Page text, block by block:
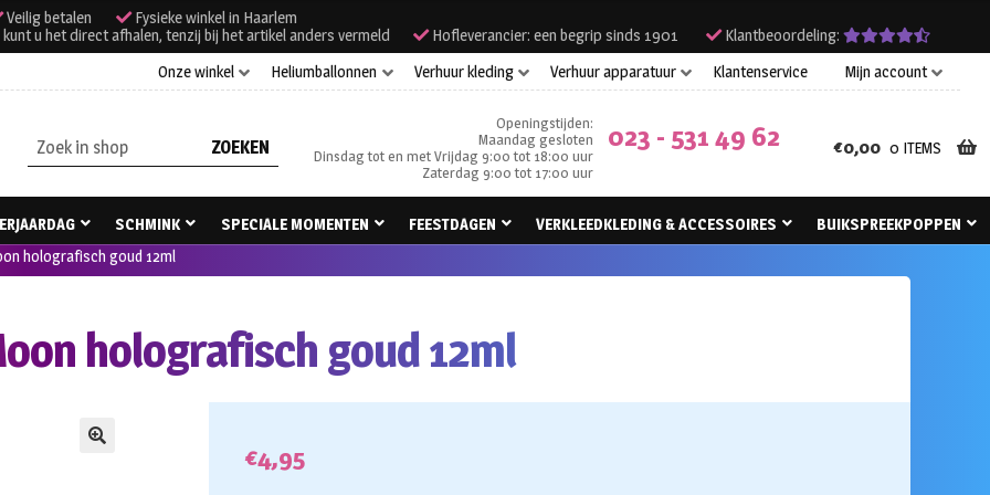
Veilig betalen
Fysieke winkel in Haarlem
u het direct afhalen, tenzij bij het artikel anders vermeld
Hofleverancier: een begrip sinds 1901
Klantbeoordeling:
Onze winkel
Heliumballonnen Verhuur kleding Verhuur apparatuur Klantenservice Mijn account
Zoeken
naar:
Openingstijden:
Maandag gesloten
Dinsdag tot en met Vrijdag 9:00 tot 18:00 uur
Zaterdag 9:00 tot 17:00 uur
023 - 531 49 62 €0,00 0 ITEMS
SCHMINK SPECIALE MOMENTEN FEESTDAGEN VERKLEEDKLEDING & ACCESSOIRES
BUIKSPREEKPOPPEN
holografisch goud 12ml
holografisch goud 12ml
€4,95